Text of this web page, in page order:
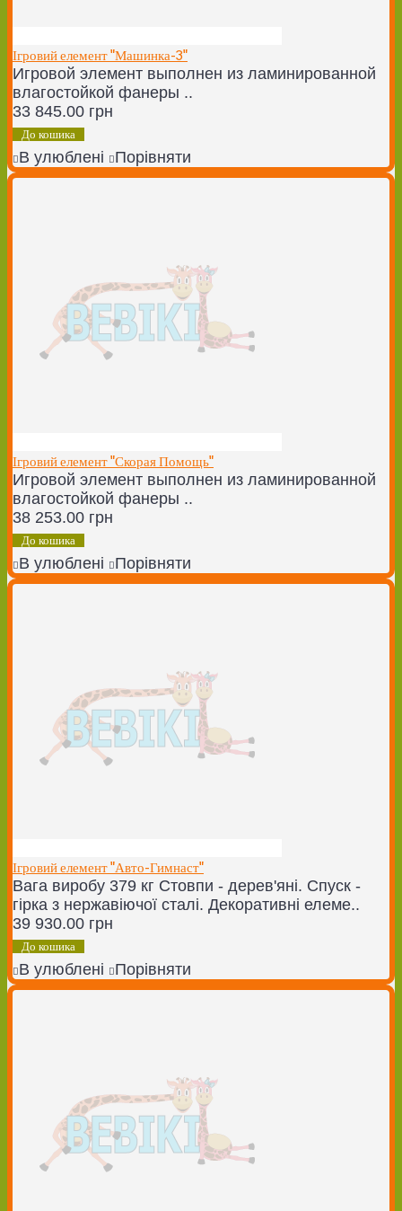
Ігровий елемент "Машинка-3"
Игровой элемент выполнен из ламинированной
влагостойкой фанеры ..
33 845.00 грн
До кошика
В улюблені Порівняти
Ігровий елемент "Скорая Помощь"
Игровой элемент выполнен из ламинированной
влагостойкой фанеры ..
38 253.00 грн
До кошика
В улюблені Порівняти
Ігровий елемент "Авто-Гимнаст"
Вага виробу 379 кг Стовпи - дерев'яні. Спуск -
гірка з нержавіючої сталі. Декоративні елеме..
39 930.00 грн
До кошика
В улюблені Порівняти